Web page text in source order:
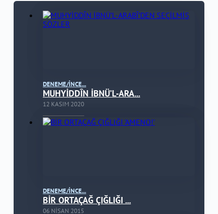
DENEME/İNCE...
MUHYİDDÎN İBNÜ’L-ARA...
12 KASIM 2020
DENEME/İNCE...
BİR ORTAÇAĞ ÇIĞLIĞI ...
06 NISAN 2015